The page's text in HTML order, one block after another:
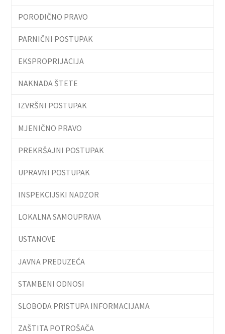
PORODIČNO PRAVO
PARNIČNI POSTUPAK
EKSPROPRIJACIJA
NAKNADA ŠTETE
IZVRŠNI POSTUPAK
MJENIČNO PRAVO
PREKRŠAJNI POSTUPAK
UPRAVNI POSTUPAK
INSPEKCIJSKI NADZOR
LOKALNA SAMOUPRAVA
USTANOVE
JAVNA PREDUZEĆA
STAMBENI ODNOSI
SLOBODA PRISTUPA INFORMACIJAMA
ZAŠTITA POTROŠAČA